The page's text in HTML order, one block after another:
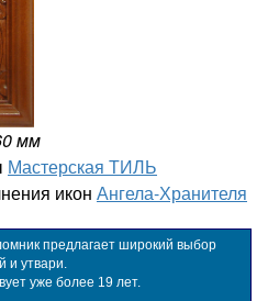
мм
Мастерская ТИЛЬ
икон Ангела-Хранителя
предлагает широкий выбор
и утвари.
уже более 19 лет.